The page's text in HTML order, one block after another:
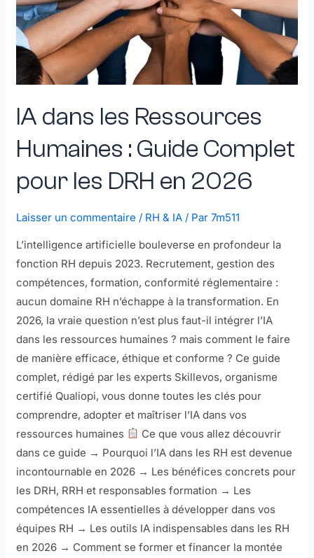
IA dans les Ressources
Humaines : Guide Complet
pour les DRH en 2026
Laisser un commentaire / RH & IA / Par7m511
L’intelligence artificielle bouleverse en profondeur la
fonction RH depuis 2023. Recrutement, gestion des
compétences, formation, conformité réglementaire :
aucun domaine RH n’échappe à la transformation. En
2026, la vraie question n’est plus faut-il intégrer l’IA
dans les ressources humaines ? mais comment le faire
de manière efficace, éthique et conforme ? Ce guide
complet, rédigé par les experts Skillevos, organisme
certifié Qualiopi, vous donne toutes les clés pour
comprendre, adopter et maîtriser l’IA dans vos
ressources humaines
Ce que vous allez découvrir
dans ce guide → Pourquoi l’IA dans les RH est devenue
incontournable en 2026 → Les bénéfices concrets pour
les DRH, RRH et responsables formation → Les
compétences IA essentielles à développer dans vos
équipes RH → Les outils IA indispensables dans les RH
en 2026 → Comment se former et financer la montée